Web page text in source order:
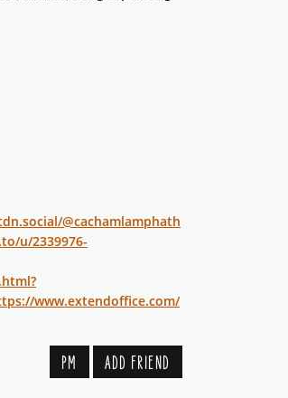
@cachamlamphath
u/2339976-
www.extendoffice.com/
PM ADD FRIEND